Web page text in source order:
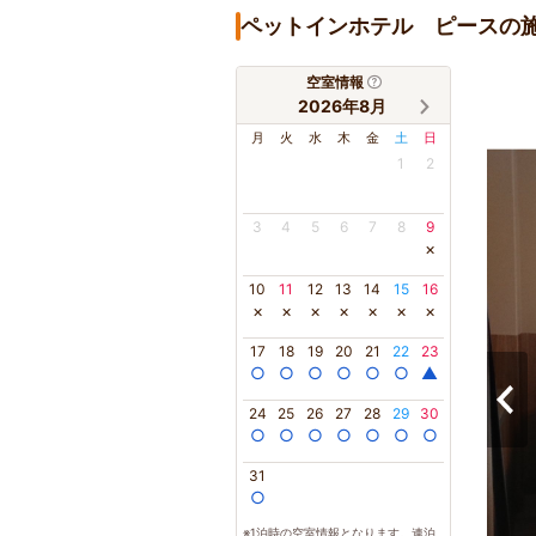
ペットインホテル ピースの
空室情報
2026年8月
月 火 水 木 金 土 日
1 2
3 4 5 6 7 8 9
×
10
×
11
×
12
×
13
×
14
×
15
×
16
×
17
○
18
○
19
○
20
○
21
○
22
○
23
▲
24
○
25
○
26
○
27
○
28
○
29
○
30
○
31
○
※1泊時の空室情報となります。連泊